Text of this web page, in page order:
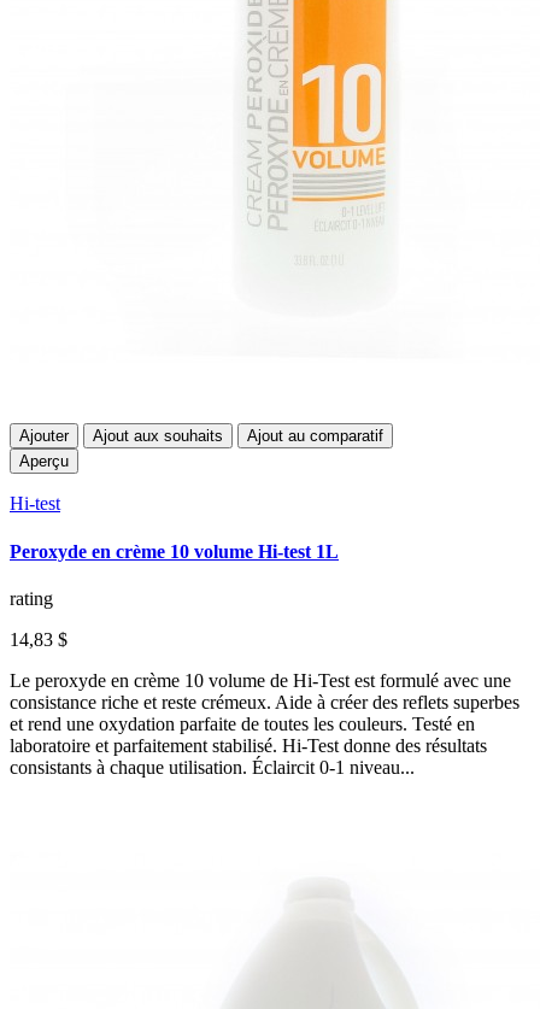
Ajouter Ajout aux souhaits
Ajout au comparatif
Aperçu
Hi-test
Peroxyde en crème 10 volume Hi-test 1L
rating
14,83 $
Le peroxyde en crème 10 volume de Hi-Test est formulé avec une
consistance riche et reste crémeux. Aide à créer des reflets superbes
et rend une oxydation parfaite de toutes les couleurs. Testé en
laboratoire et parfaitement stabilisé. Hi-Test donne des résultats
consistants à chaque utilisation. Éclaircit 0-1 niveau...